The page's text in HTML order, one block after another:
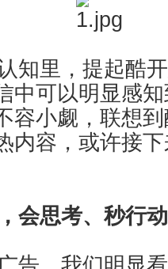
知里，提起酷
中可以明显感
容小觑，联想
内容，或许接
会思考、秒行动